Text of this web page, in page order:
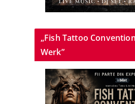
„Fish Tattoo
Werk”